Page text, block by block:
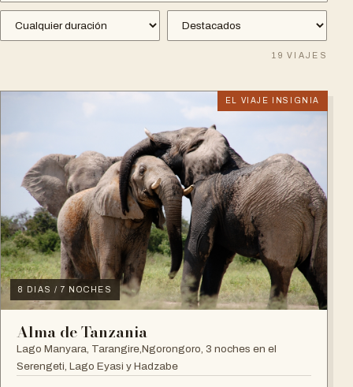
19 VIAJES
EL VIAJE INSIGNIA
8 DIAS / 7 NOCHES
Alma de Tanzania
Lago Manyara, Tarangire,Ngorongoro, 3 noches en el
Serengeti, Lago Eyasi y Hadzabe